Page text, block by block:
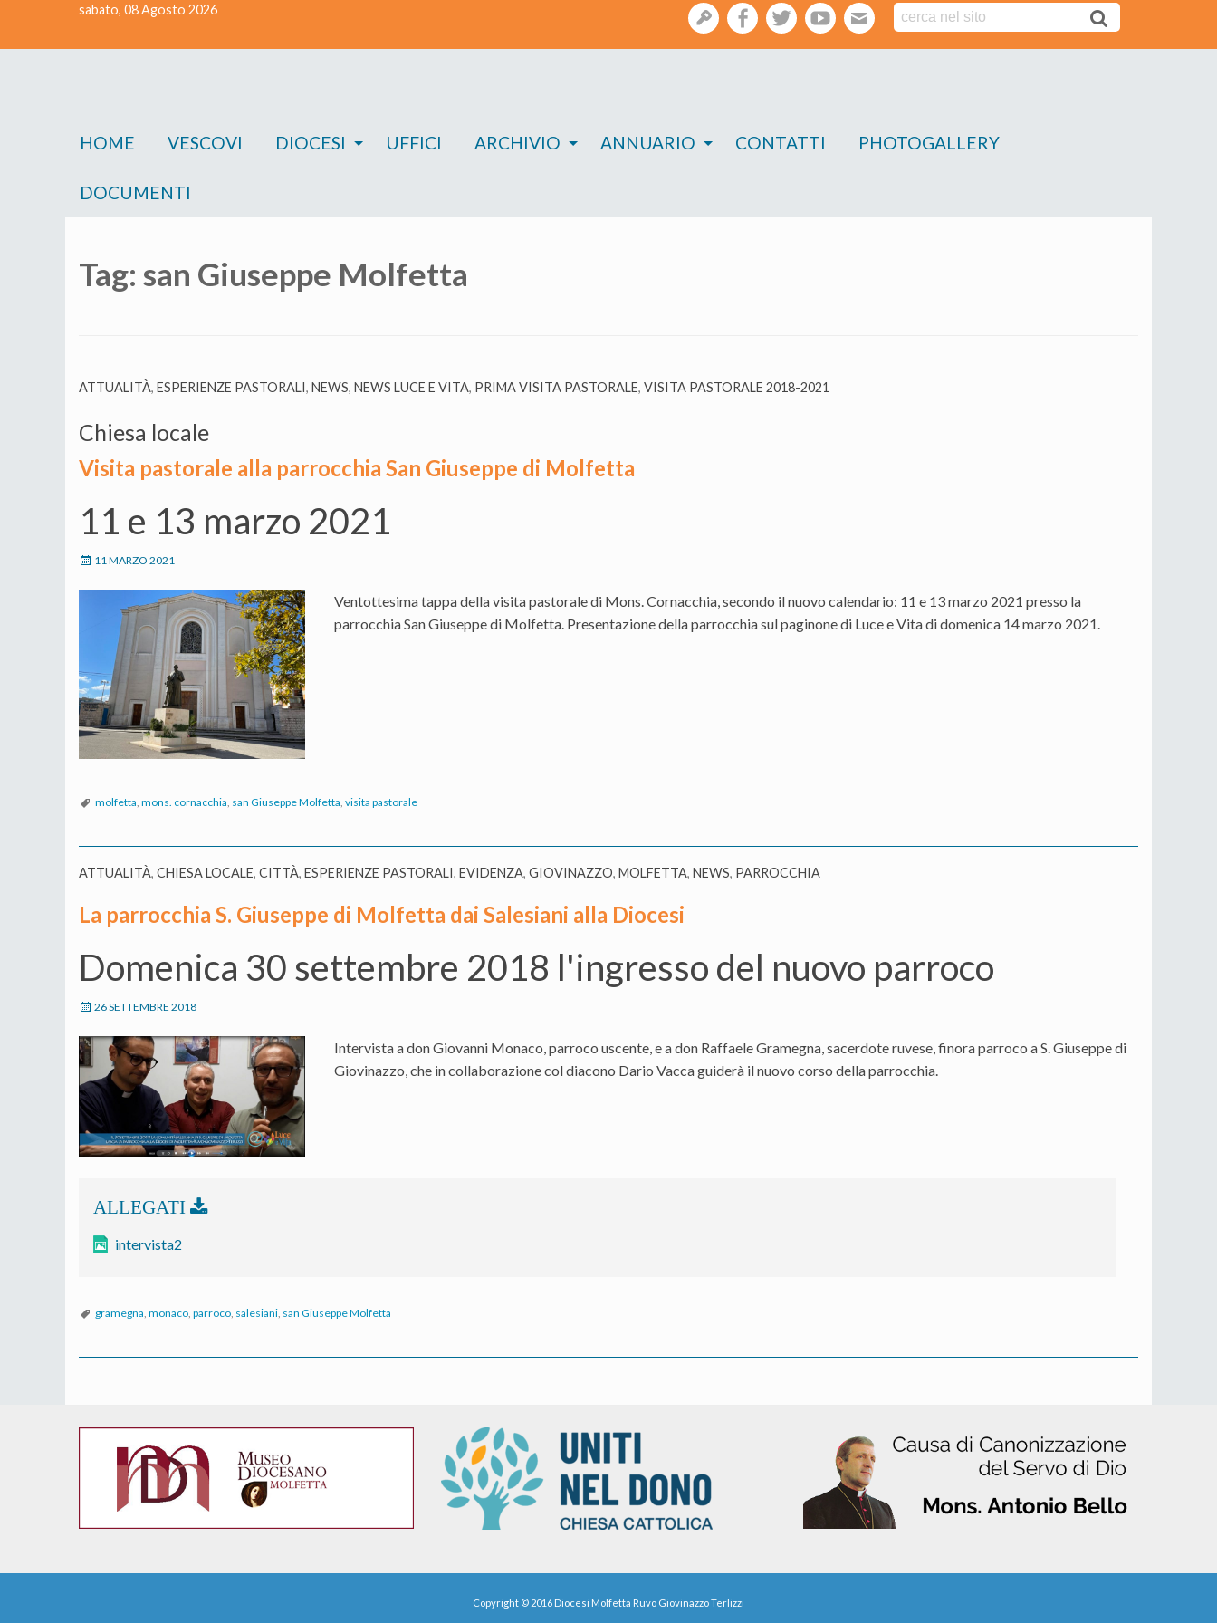
sabato, 08 Agosto 2026
gestionefacebooktwitteryoutubewebmail
HOME VESCOVI DIOCESI UFFICI ARCHIVIO ANNUARIO CONTATTI PHOTOGALLERY
DOCUMENTI
Tag: san Giuseppe Molfetta
ATTUALITÀ, ESPERIENZE PASTORALI, NEWS, NEWS LUCE E VITA, PRIMA VISITA PASTORALE, VISITA PASTORALE 2018-2021
Chiesa locale
Visita pastorale alla parrocchia San Giuseppe di Molfetta
11 e 13 marzo 2021
11 MARZO 2021
Ventottesima tappa della visita pastorale di Mons. Cornacchia, secondo il nuovo calendario: 11 e 13 marzo 2021 presso la
parrocchia San Giuseppe di Molfetta. Presentazione della parrocchia sul paginone di Luce e Vita di domenica 14 marzo 2021.
molfetta, mons. cornacchia, san Giuseppe Molfetta, visita pastorale
ATTUALITÀ, CHIESA LOCALE, CITTÀ, ESPERIENZE PASTORALI, EVIDENZA, GIOVINAZZO, MOLFETTA, NEWS, PARROCCHIA
La parrocchia S. Giuseppe di Molfetta dai Salesiani alla Diocesi
Domenica 30 settembre 2018 l'ingresso del nuovo parroco
26 SETTEMBRE 2018
Intervista a don Giovanni Monaco, parroco uscente, e a don Raffaele Gramegna, sacerdote ruvese, finora parroco a S. Giuseppe di
Giovinazzo, che in collaborazione col diacono Dario Vacca guiderà il nuovo corso della parrocchia.
intervista2
gramegna, monaco, parroco, salesiani, san Giuseppe Molfetta
o
Copyright © 2016 Diocesi Molfetta Ruvo Giovinazzo Terlizzi